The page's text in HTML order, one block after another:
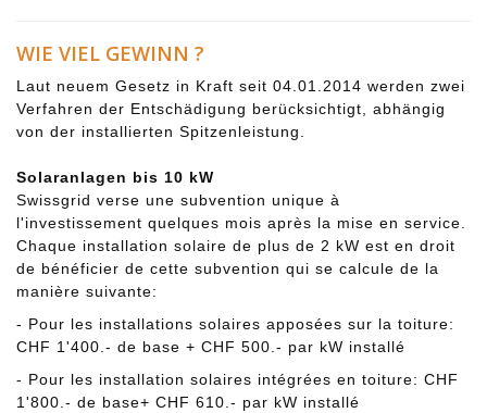
WIE VIEL GEWINN ?
Laut neuem Gesetz in Kraft seit 04.01.2014 werden zwei
Verfahren der Entschädigung berücksichtigt, abhängig
von der installierten Spitzenleistung.
Solaranlagen bis 10 kW
Swissgrid verse une subvention unique à
l'investissement quelques mois après la mise en service.
Chaque installation solaire de plus de 2 kW est en droit
de bénéficier de cette subvention qui se calcule de la
manière suivante:
- Pour les installations solaires apposées sur la toiture:
CHF 1'400.- de base + CHF 500.- par kW installé
- Pour les installation solaires intégrées en toiture: CHF
1'800.- de base+ CHF 610.- par kW installé